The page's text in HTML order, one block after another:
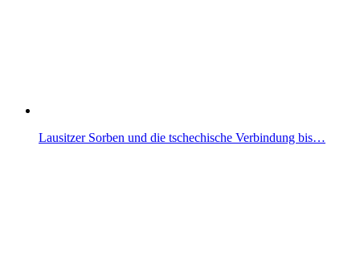
Lausitzer Sorben und die tschechische Verbindung bis…